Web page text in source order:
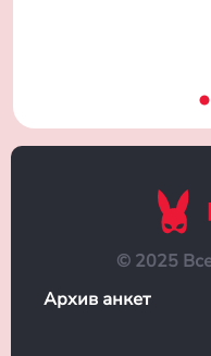
© 2025
Архив анкет